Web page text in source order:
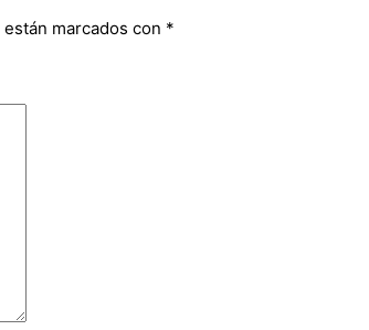
marcados con *